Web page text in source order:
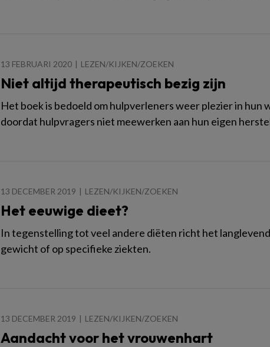
13 FEBRUARI 2020 LEZEN/KIJKEN/ZOEKEN
Niet altijd therapeutisch bezig zijn
Het boek is bedoeld om hulpverleners weer plezier in hun
doordat hulpvragers niet meewerken aan hun eigen
13 DECEMBER 2019 LEZEN/KIJKEN/ZOEKEN
Het eeuwige dieet?
In tegenstelling tot veel andere diëten richt het
gewicht of op specifieke ziekten.
13 DECEMBER 2019 LEZEN/KIJKEN/ZOEKEN
Aandacht voor het vrouwenhart